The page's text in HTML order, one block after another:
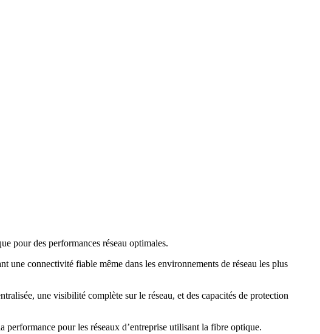
pour des performances réseau optimales.
une connectivité fiable même dans les environnements de réseau les plus
une visibilité complète sur le réseau, et des capacités de protection
pour les réseaux d’entreprise utilisant la fibre optique.